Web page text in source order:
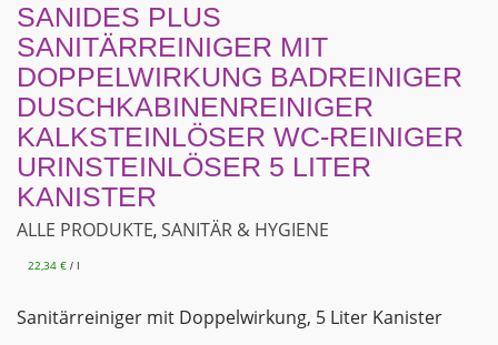
SANIDES PLUS
SANITÄRREINIGER MIT
DOPPELWIRKUNG BADREINIGER
DUSCHKABINEN­REINIGER
KALKSTEINLÖSER WC-REINIGER
URINSTEINLÖSER 5 LITER
KANISTER
ALLE PRODUKTE, SANITÄR & HYGIENE
22,34 € / l
Sanitärreiniger mit Doppelwirkung, 5 Liter Kanister